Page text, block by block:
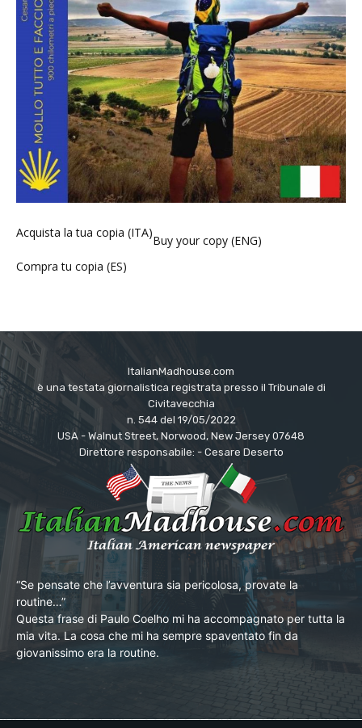
Acquista la tua copia (ITA)
Buy your copy (ENG)
Compra tu copia (ES)
ItalianMadhouse.com
è una testata giornalistica registrata presso il Tribunale di
Civitavecchia
n. 544 del 19/05/2022
USA - Walnut Street, Norwood, New Jersey 07648
Direttore responsabile: - Cesare Deserto
“Se pensate che l’avventura sia pericolosa, provate la
routine…”
Questa frase di Paulo Coelho mi ha accompagnato per tutta la
mia vita. La cosa che mi ha sempre spaventato fin da
giovanissimo era la routine.